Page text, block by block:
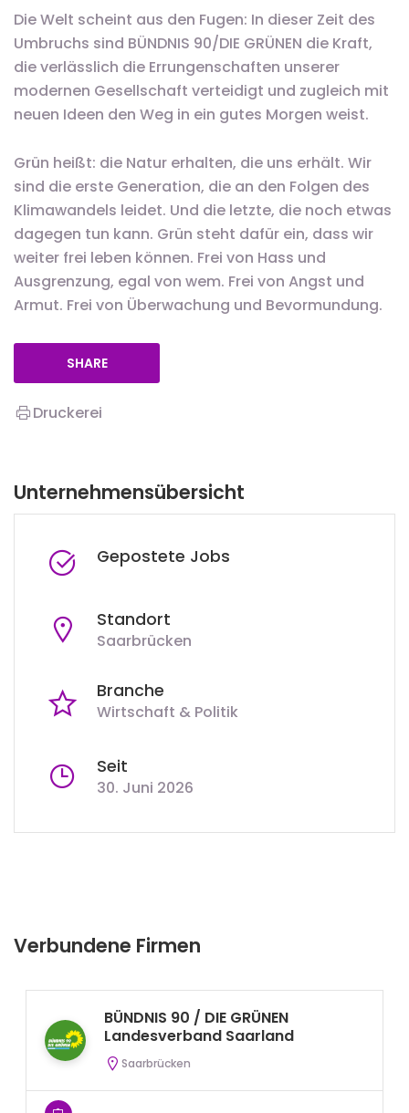
Die Welt scheint aus den Fugen: In dieser Zeit des
Umbruchs sind BÜNDNIS 90/DIE GRÜNEN die Kraft,
die verlässlich die Errungenschaften unserer
modernen Gesellschaft verteidigt und zugleich mit
neuen Ideen den Weg in ein gutes Morgen weist.
Grün heißt: die Natur erhalten, die uns erhält. Wir
sind die erste Generation, die an den Folgen des
Klimawandels leidet. Und die letzte, die noch etwas
dagegen tun kann. Grün steht dafür ein, dass wir
weiter frei leben können. Frei von Hass und
Ausgrenzung, egal von wem. Frei von Angst und
Armut. Frei von Überwachung und Bevormundung.
SHARE
Druckerei
Unternehmensübersicht
Gepostete Jobs
Standort
Saarbrücken
Branche
Wirtschaft & Politik
Seit
30. Juni 2026
Verbundene Firmen
BÜNDNIS 90 / DIE GRÜNEN
Landesverband Saarland
Saarbrücken